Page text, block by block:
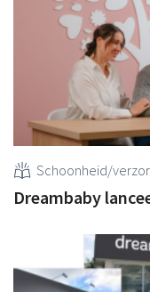
Schoonheid/
Dreambaby